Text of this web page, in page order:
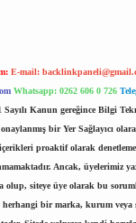
E-mail:
Whatsapp: 0262 606 0 726
Sayılı Kanun gereğince Bilgi
bir Yer Sağlayıcı
proaktif olarak denetleme
Ancak, üyelerimiz
olup, siteye üye olarak bu
herhangi bir marka, kurum veya